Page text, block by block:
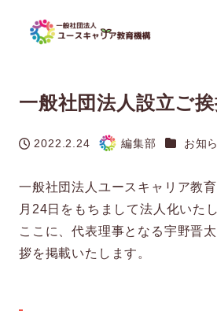
一般社団法人設立ご
投稿日
2022.2.24
著
編集部 カテゴリ
お知
一般社団法人ユースキャリア教
月24日をもちまして法人化いた
ここに、代表理事となる宇野晋
拶を掲載いたします。